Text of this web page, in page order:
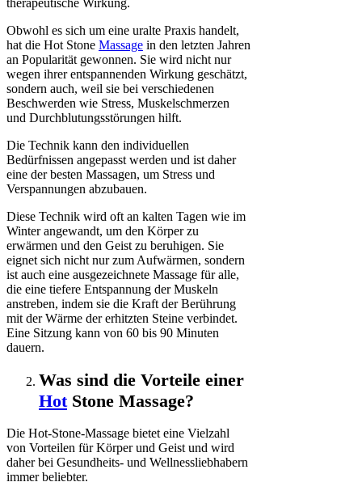
Obwohl es sich um eine uralte Praxis handelt,
hat die Hot Stone Massage in den letzten Jahren
an Popularität gewonnen. Sie wird nicht nur
wegen ihrer entspannenden Wirkung geschätzt,
sondern auch, weil sie bei verschiedenen
Beschwerden wie Stress, Muskelschmerzen
und Durchblutungsstörungen hilft.
Die Technik kann den individuellen
Bedürfnissen angepasst werden und ist daher
eine der besten Massagen, um Stress und
Verspannungen abzubauen.
Diese Technik wird oft an kalten Tagen wie im
Winter angewandt, um den Körper zu
erwärmen und den Geist zu beruhigen. Sie
eignet sich nicht nur zum Aufwärmen, sondern
ist auch eine ausgezeichnete Massage für alle,
die eine tiefere Entspannung der Muskeln
anstreben, indem sie die Kraft der Berührung
mit der Wärme der erhitzten Steine verbindet.
Eine Sitzung kann von 60 bis 90 Minuten
dauern.
Was sind die Vorteile einer
HotStone Massage?
Die Hot-Stone-Massage bietet eine Vielzahl
von Vorteilen für Körper und Geist und wird
daher bei Gesundheits- und Wellnessliebhabern
immer beliebter.